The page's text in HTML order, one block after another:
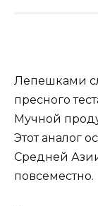
Лепешками
пресного
Мучной
Этот аналог
Средней
повсеместно.